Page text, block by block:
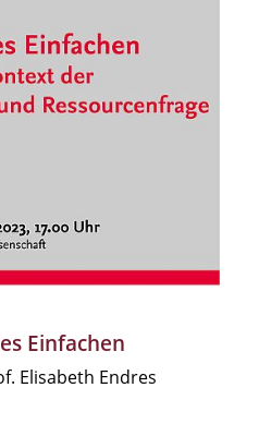
Einfachen
Elisabeth Endres